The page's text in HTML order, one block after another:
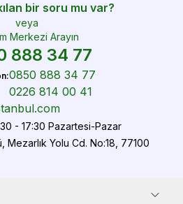
bir soru mu var?
veya
Merkezi Arayın
888 34 77
:0850 888 34 77
0226 814 00 41
- 17:30 Pazartesi-Pazar
Mezarlık Yolu Cd. No:18, 77100